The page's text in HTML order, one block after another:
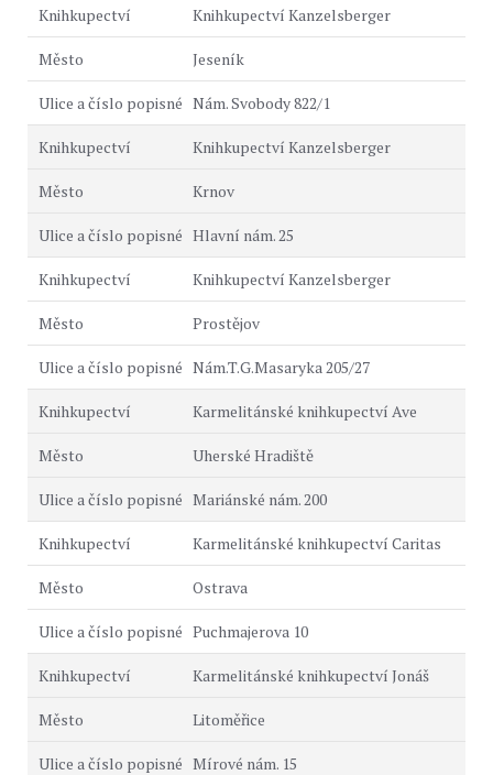
Knihkupectví Kanzelsberger
Jeseník
Nám. Svobody 822/1
Knihkupectví Kanzelsberger
Krnov
Hlavní nám. 25
Knihkupectví Kanzelsberger
Prostějov
Nám.T.G.Masaryka 205/27
Karmelitánské knihkupectví Ave
Uherské Hradiště
Mariánské nám. 200
Karmelitánské knihkupectví Caritas
Ostrava
Puchmajerova 10
Karmelitánské knihkupectví Jonáš
Litoměřice
Mírové nám. 15